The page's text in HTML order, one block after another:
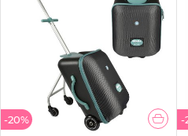
-20% -